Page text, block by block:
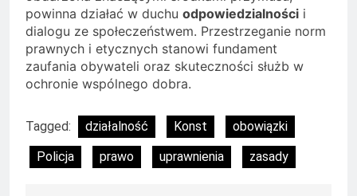
powinna działać w duchu odpowiedzialności i
dialogu ze społeczeństwem. Przestrzeganie norm
prawnych i etycznych stanowi fundament
zaufania obywateli oraz skuteczności służb w
ochronie wspólnego dobra.
Tagged: działalność Konst
obowiązki
Policja
prawo uprawnienia zasady